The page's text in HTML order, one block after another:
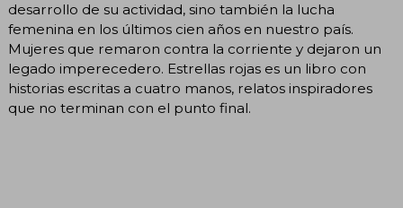
desarrollo de su actividad, sino también la lucha
femenina en los últimos cien años en nuestro país.
Mujeres que remaron contra la corriente y dejaron un
legado imperecedero. Estrellas rojas es un libro con
historias escritas a cuatro manos, relatos inspiradores
que no terminan con el punto final.